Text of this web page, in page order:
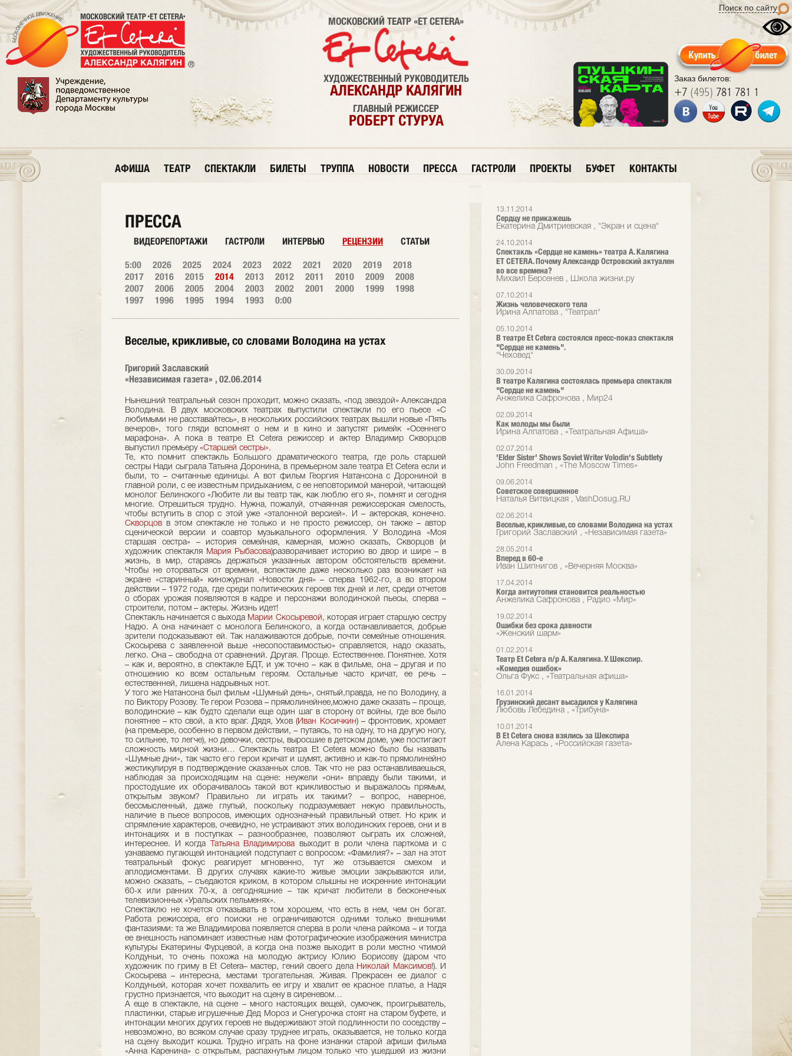
Поиск по сайту
Заказ билетов:
+7 (495) 781 781 1
МОСКОВСКИЙ ТЕАТР «ET CETERA»
ХУДОЖЕСТВЕННЫЙ РУКОВОДИТЕЛЬ
АЛЕКСАНДР КАЛЯГИН
ГЛАВНЫЙ РЕЖИССЕР
РОБЕРТ СТУРУА
АФИША ТЕАТР СПЕКТАКЛИ БИЛЕТЫ ТРУППА НОВОСТИ ПРЕССА ГАСТРОЛИ ПРОЕКТЫ БУФЕТ КОНТАКТЫ
13.11.2014
Сердцу не прикажешь
Екатерина Дмитриевская , "Экран и сцена"
24.10.2014
Спектакль «Сердце не камень» театра А. Калягина
ET CETERA. Почему Александр Островский актуален
во все времена?
Михаил Берсенев , Школа жизни.ру
07.10.2014
Жизнь человеческого тела
Ирина Алпатова , "Театрал"
05.10.2014
В театре Et Cetera состоялся пресс-показ спектакля
"Сердце не камень".
"Чеховед"
30.09.2014
В театре Калягина состоялась премьера спектакля
"Сердце не камень"
Анжелика Сафронова , Мир24
02.09.2014
Как молоды мы были
Ирина Алпатова , «Театральная Афиша»
02.07.2014
'Elder Sister' Shows Soviet Writer Volodin's Subtlety
John Freedman , «The Moscow Times»
09.06.2014
Советское совершенное
Наталья Витвицкая , VashDosug.RU
02.06.2014
Веселые, крикливые, со словами Володина на устах
Григорий Заславский , «Независимая газета»
28.05.2014
Вперед в 60-е
Иван Шипнигов , «Вечерняя Москва»
17.04.2014
Когда антиутопия становится реальностью
Анжелика Сафронова , Радио «Мир»
19.02.2014
Ошибки без срока давности
«Женский шарм»
01.02.2014
Театр Et Cetera п/р А. Калягина. У. Шекспир.
«Комедия ошибок»
Ольга Фукс , «Театральная афиша»
16.01.2014
Грузинский десант высадился у Калягина
Любовь Лебедина , «Трибуна»
10.01.2014
В Et Cetera снова взялись за Шекспира
Алена Карась , «Российская газета»
ПРЕССА
ВИДЕОРЕПОРТАЖИ ГАСТРОЛИ ИНТЕРВЬЮ РЕЦЕНЗИИ СТАТЬИ
5:00 2026 2025 2024 2023 2022 2021 2020 2019
2018
2017
2016 2015 2014 2013 2012 2011 2010 2009
2008
2007
2006 2005 2004 2003 2002 2001 2000 1999
1998
1997
1996 1995 1994 1993 0:00
Веселые, крикливые, со словами Володина на устах
Григорий Заславский
«Независимая газета» , 02.06.2014
Нынешний театральный сезон проходит, можно сказать, «под звездой» Александра
Володина. В двух московских театрах выпустили спектакли по его пьесе «С
любимыми не расставайтесь», в нескольких российских театрах вышли новые «Пять
вечеров», того гляди вспомнят о нем и в кино и запустят римейк «Осеннего
марафона». А пока в театре Et Cetera режиссер и актер Владимир Скворцов
выпустил премьеру «Старшей сестры».
Те, кто помнит спектакль Большого драматического театра, где роль старшей
сестры Нади сыграла Татьяна Доронина, в премьерном зале театра Et Cetera если и
были, то – считанные единицы. А вот фильм Георгия Натансона с Дорониной в
главной роли, с ее известным придыханием, с ее неповторимой манерой, читающей
монолог Белинского «Любите ли вы театр так, как люблю его я», помнят и сегодня
многие. Отрешиться трудно. Нужна, пожалуй, отчаянная режиссерская смелость,
чтобы вступить в спор с этой уже «эталонной версией». И – актерская, конечно.
Скворцов в этом спектакле не только и не просто режиссер, он также – автор
сценической версии и соавтор музыкального оформления. У Володина «Моя
старшая сестра» – история семейная, камерная, можно сказать, Скворцов (и
художник спектакля
Мария Рыбасова)разворачивает историю во двор и шире – в
жизнь, в мир, стараясь держаться указанных автором обстоятельств времени.
Чтобы не оторваться от времени, вспектакле даже несколько раз возникает на
экране «старинный» киножурнал «Новости дня» – сперва 1962-го, а во втором
действии – 1972 года, где среди политических героев тех дней и лет, среди отчетов
о сборах урожая появляются в кадре и персонажи володинской пьесы, сперва –
строители, потом – актеры. Жизнь идет!
Спектакль начинается с выхода Марии Скосыревой, которая играет старшую сестру
Надю. А она начинает с монолога Белинского, а когда останавливается, добрые
зрители подсказывают ей. Так налаживаются добрые, почти семейные отношения.
Скосырева с заявленной выше «несопоставимостью» справляется, надо сказать,
легко. Она – свободна от сравнений. Другая. Проще. Естественнее. Понятнее. Хотя
– как и, вероятно, в спектакле БДТ, и уж точно – как в фильме, она – другая и по
отношению ко всем остальным героям. Остальные часто кричат, ее речь –
естественней, лишена надрывных нот.
У того же Натансона был фильм «Шумный день», снятый,правда, не по Володину, а
по Виктору Розову. Те герои Розова – прямолинейнее,можно даже сказать – проще,
володинские – как будто сделали еще один шаг в сторону от войны, где все было
понятнее – кто свой, а кто враг. Дядя, Ухов (Иван Косичкин) – фронтовик, хромает
(на премьере, особенно в первом действии, – путаясь, то на одну, то на другую ногу,
то сильнее, то легче), но девочки, сестры, выросшие в детском доме, уже постигают
сложность мирной жизни… Спектакль театра Et Cetera можно было бы назвать
«Шумные дни», так часто его герои кричат и шумят, активно и как-то прямолинейно
жестикулируя в подтверждение сказанных слов. Так что не раз останавливаешься,
наблюдая за происходящим на сцене: неужели «они» вправду были такими, и
простодушие их оборачивалось такой вот крикливостью и выражалось прямым,
открытым звуком? Правильно ли играть их такими? – вопрос, наверное,
бессмысленный, даже глупый, поскольку подразумевает некую правильность,
наличие в пьесе вопросов, имеющих однозначный правильный ответ. Но крик и
спрямление характеров, очевидно, не устраивают этих володинских героев, они и в
интонациях и в поступках – разнообразнее, позволяют сыграть их сложней,
интереснее. И когда
Татьяна Владимировавыходит в роли члена парткома и с
узнаваемо пугающей интонацией подступает с вопросом: «Фамилия?» – зал на этот
театральный фокус реагирует мгновенно, тут же отзывается смехом и
аплодисментами. В других случаях какие-то живые эмоции закрываются или,
можно сказать, – съедаются криком, в котором слышны не искренние интонации
60-х или ранних 70-х, а сегодняшние – так кричат любители в бесконечных
телевизионных «Уральских пельменях».
Спектаклю не хочется отказывать в том хорошем, что есть в нем, чем он богат.
Работа режиссера, его поиски не ограничиваются одними только внешними
фантазиями: та же Владимирова появляется сперва в роли члена райкома – и тогда
ее внешность напоминает известные нам фотографические изображения министра
культуры Екатерины Фурцевой, а когда она позже выходит в роли местно чтимой
Колдуньи, то очень похожа на молодую актрису Юлию Борисову (даром что
художник по гриму в Et Cetera– мастер, гений своего дела Николай Максимов!). И
Скосырева – интересна, местами трогательная. Живая. Прекрасен ее диалог с
Колдуньей, которая хочет похвалить ее игру и хвалит ее красное платье, а Надя
грустно признается, что выходит на сцену в сиреневом…
А еще в спектакле, на сцене – много настоящих вещей, сумочек, проигрыватель,
пластинки, старые игрушечные Дед Мороз и Снегурочка стоят на старом буфете, и
интонации многих других героев не выдерживают этой подлинности по соседству –
невозможно, во всяком случае сразу труднее играть, оказывается, не только когда
на сцену выходит кошка. Трудно играть на фоне изнанки старой афиши фильма
«Анна Каренина» с открытым, распахнутым лицом только что ушедшей из жизни